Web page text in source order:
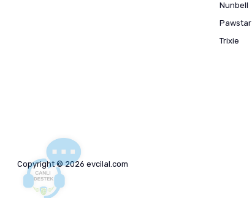
Nunbell
Pawstar
Trixie
Copyright © 2026 evcilal.com